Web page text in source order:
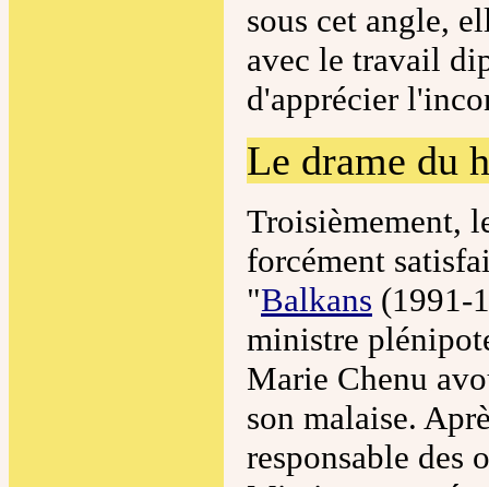
sous cet angle,
avec le travail
d'apprécier
Le drame du
Troisièmement,
forcément
"Balkans (1991-
ministre
Marie Chenu
son malaise.
responsable des